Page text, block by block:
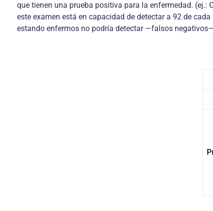
que tienen una prueba positiva para la enfermedad. (ej.:
este examen está en capacidad de detectar a 92 de
estando enfermos no podría detectar —falsos